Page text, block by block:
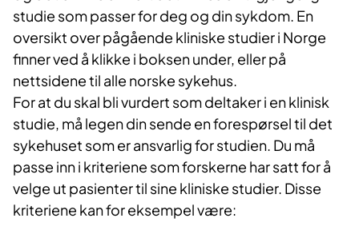
studie som passer for deg og din sykdom. En
oversikt over pågående kliniske studier i Norge
finner ved å klikke i boksen under, eller på
nettsidene til alle norske sykehus.
For at du skal bli vurdert som deltaker i en klinisk
studie, må legen din sende en forespørsel til det
sykehuset som er ansvarlig for studien. Du må
passe inn i kriteriene som forskerne har satt for å
velge ut pasienter til sine kliniske studier. Disse
kriteriene kan for eksempel være: